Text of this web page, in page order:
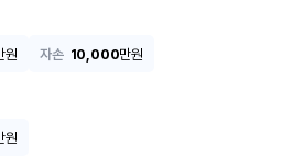
원 자손 10,000만원
원